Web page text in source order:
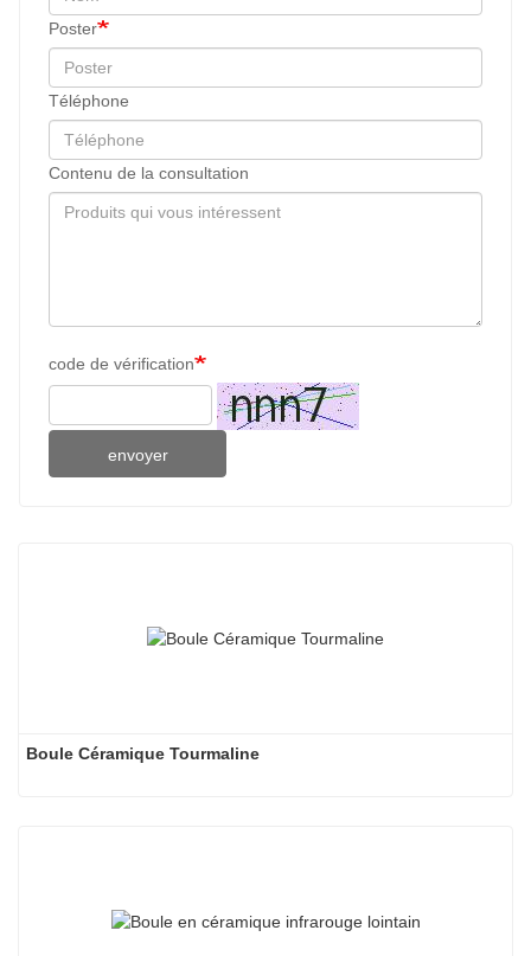
Poster
Téléphone
Contenu de la consultation
code de vérification
envoyer
Boule Céramique Tourmaline